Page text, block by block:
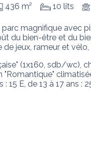
436 m² 10 lits
magnifique avec
du bien-être et du
de jeux, rameur et
(1x160, sdb/wc),
"Romantique"
: 15 E, de 13 à 17 ans :